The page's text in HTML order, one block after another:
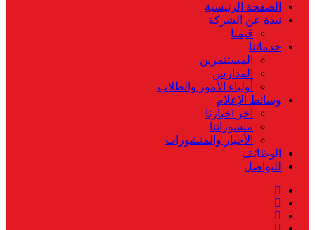
الصفحة الرئيسية
نبذة عن الشركة
قيمنا
خدماتنا
المستثمرين
المدارس
أولياء الأمور والطلاب
وسائط الإعلام
آخر اخبارنا
منشوراتنا
الأخبار والمنشورات
الوظائف
للتواصل
twitter
facebook
linkedin